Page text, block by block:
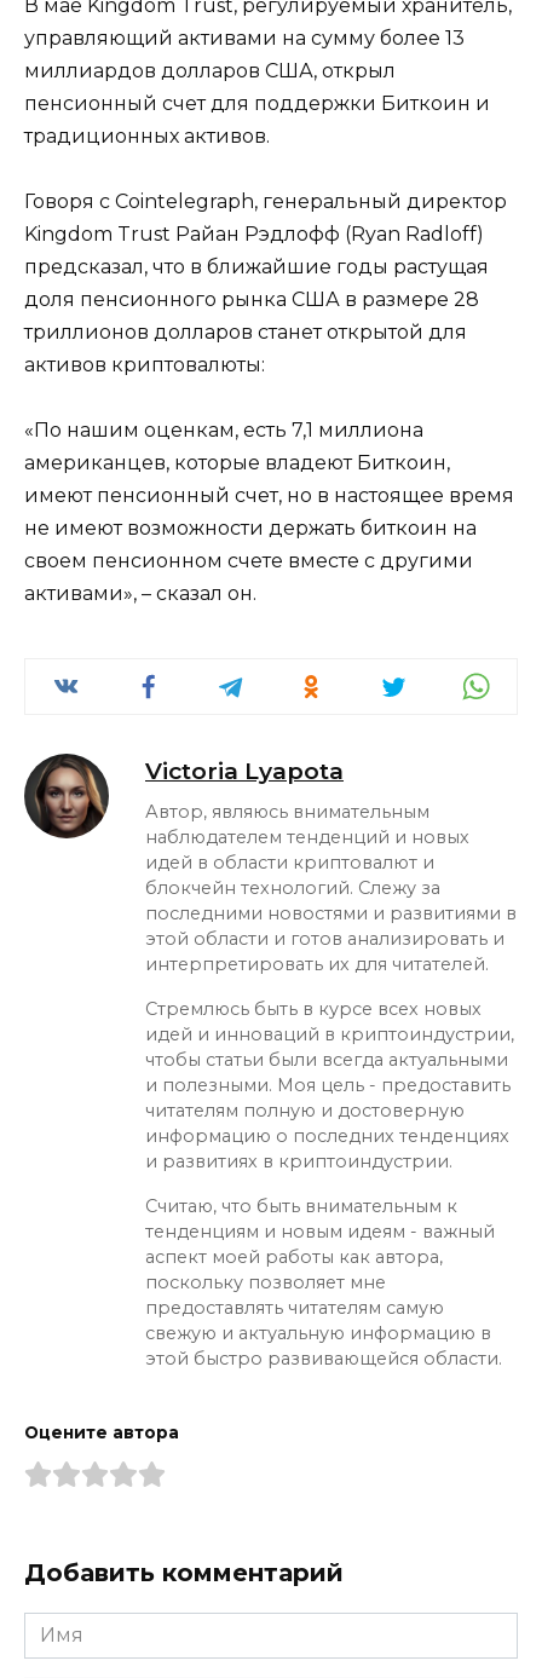
В мае Kingdom Trust, регулируемый хранитель,
управляющий активами на сумму более 13
миллиардов долларов США, открыл
пенсионный счет для поддержки Биткоин и
традиционных активов.
Говоря с Cointelegraph, генеральный директор
Kingdom Trust Райан Рэдлофф (Ryan Radloff)
предсказал, что в ближайшие годы растущая
доля пенсионного рынка США в размере 28
триллионов долларов станет открытой для
активов криптовалюты:
«По нашим оценкам, есть 7,1 миллиона
американцев, которые владеют Биткоин,
имеют пенсионный счет, но в настоящее время
не имеют возможности держать биткоин на
своем пенсионном счете вместе с другими
активами», – сказал он.
Victoria Lyapota
Автор, являюсь внимательным
наблюдателем тенденций и новых
идей в области криптовалют и
блокчейн технологий. Слежу за
последними новостями и развитиями в
этой области и готов анализировать и
интерпретировать их для читателей.
Стремлюсь быть в курсе всех новых
идей и инноваций в криптоиндустрии,
чтобы статьи были всегда актуальными
и полезными. Моя цель - предоставить
читателям полную и достоверную
информацию о последних тенденциях
и развитиях в криптоиндустрии.
Считаю, что быть внимательным к
тенденциям и новым идеям - важный
аспект моей работы как автора,
поскольку позволяет мне
предоставлять читателям самую
свежую и актуальную информацию в
этой быстро развивающейся области.
Оцените автора
Добавить комментарий
Имя
*